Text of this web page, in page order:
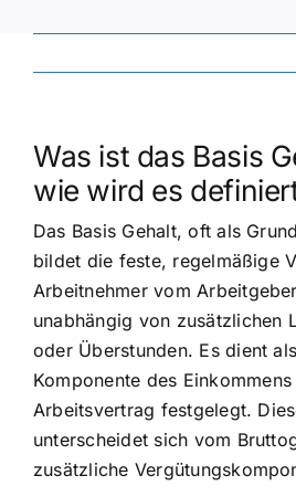
Was ist das Basis
wie wird es
Das Basis Gehalt, oft als
bildet die feste, regelmäßige
Arbeitnehmer vom
unabhängig von zusätzlichen
oder Überstunden. Es dient
Komponente des
Arbeitsvertrag festgelegt.
unterscheidet sich vom
zusätzliche